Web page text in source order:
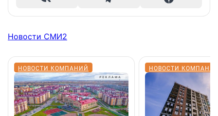
Новости СМИ2
НОВОСТИ КОМПАНИЙ НОВОСТИ